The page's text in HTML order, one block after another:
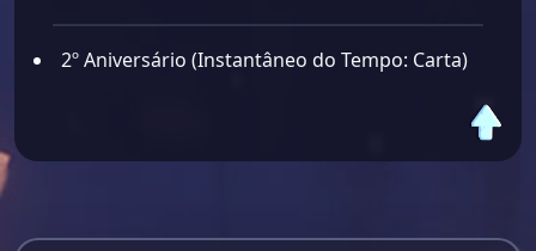
2º Aniversário (Instantâneo do Tempo: Carta)